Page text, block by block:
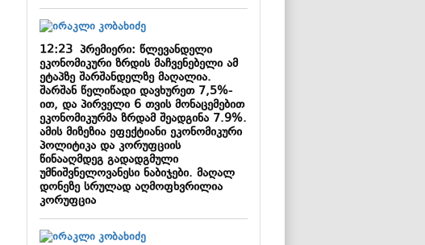
12:23პრემიერი: წლევანდელი
ეკონომიკური ზრდის მაჩვენებელი ამ
ეტაპზე შარშანდელზე მაღალია.
შარშან წელიწადი დავხურეთ 7,5%-
ით, და პირველი 6 თვის მონაცემებით
ეკონომიკურმა ზრდამ შეადგინა 7.9%.
ამის მიზეზია ეფექტიანი ეკონომიკური
პოლიტიკა და კორუფციის
წინააღმდეგ გადადგმული
უმნიშვნელოვანესი ნაბიჯები. მაღალ
დონეზე სრულად აღმოფხვრილია
კორუფცია